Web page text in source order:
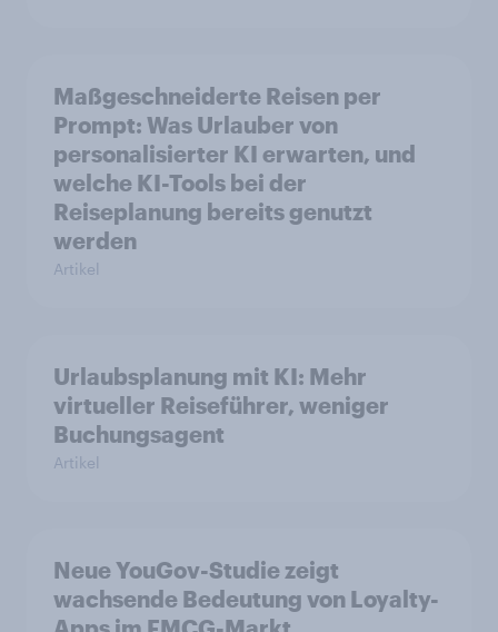
Maßgeschneiderte Reisen per
Prompt: Was Urlauber von
personalisierter KI erwarten, und
welche KI-Tools bei der
Reiseplanung bereits genutzt
werden
Artikel
Urlaubsplanung mit KI: Mehr
virtueller Reiseführer, weniger
Buchungsagent
Artikel
Neue YouGov-Studie zeigt
wachsende Bedeutung von Loyalty-